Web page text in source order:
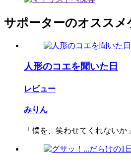
サポーターのオススメ
人形のコエを聞いた日
レビュー
みりん
「僕を、笑わせてくれないか」